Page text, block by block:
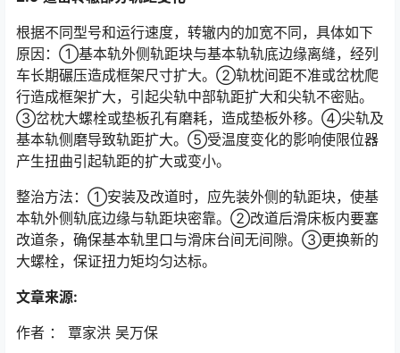
根据不同型号和运行速度，转辙内的加宽不同，具体如下
原因：①基本轨外侧轨距块与基本轨轨底边缘离缝，经列
车长期碾压造成框架尺寸扩大。②轨枕间距不准或岔枕爬
行造成框架扩大，引起尖轨中部轨距扩大和尖轨不密贴。
③岔枕大螺栓或垫板孔有磨耗，造成垫板外移。④尖轨及
基本轨侧磨导致轨距扩大。⑤受温度变化的影响使限位器
产生扭曲引起轨距的扩大或变小。󠅅󠅃󠄵󠅂󠄪󠇖󠆨󠆨󠇕󠆞󠆒󠅬󠇘󠆭󠆘󠇙󠆝󠅵󠇗󠆭󠆁󠄐󠇗󠅹󠅸󠇖󠆍󠅳󠇖󠅹󠅰󠇖󠆌󠅹
整治方法：①安装及改道时，应先装外侧的轨距块，使基
本轨外侧轨底边缘与轨距块密靠。②改道后滑床板内要塞
改道条，确保基本轨里口与滑床台间无间隙。③更换新的
大螺栓，保证扭力矩均匀达标。󠅅󠅃󠄵󠅂󠄪󠇖󠆨󠆨󠇕󠆞󠆒󠅬󠇘󠆭󠆘󠇙󠆝󠅵󠇗󠆭󠆁󠄐󠇗󠅹󠅸󠇖󠆍󠅳󠇖󠅹󠅰󠇖󠆌󠅹
文章来源:
作者 ： 覃家洪 吴万保